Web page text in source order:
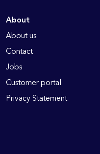
About
About us
Contact
Jobs
Customer portal
Privacy Statement